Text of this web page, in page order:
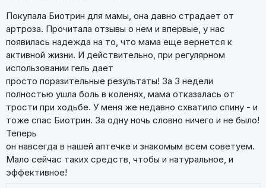
Покупала Биотрин для мамы, она давно страдает от
артроза. Прочитала отзывы о нем и впервые, у нас
появилась надежда на то, что мама еще вернется к
активной жизни. И действительно, при регулярном
использовании гель дает
просто поразительные результаты! За 3 недели
полностью ушла боль в коленях, мама отказалась от
трости при ходьбе. У меня же недавно схватило спину - и
тоже спас Биотрин. За одну ночь словно ничего и не было!
Теперь
он навсегда в нашей аптечке и знакомым всем советуем.
Мало сейчас таких средств, чтобы и натуральное, и
эффективное!